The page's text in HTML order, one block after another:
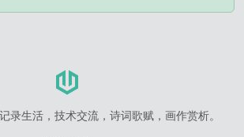
录生活，技术交流，诗词歌赋，画作赏析。